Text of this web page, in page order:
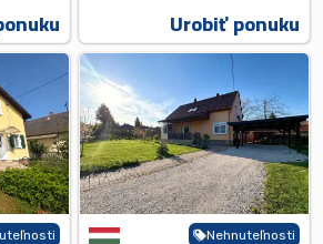
Urobiť ponuku
Nehnuteľnosti